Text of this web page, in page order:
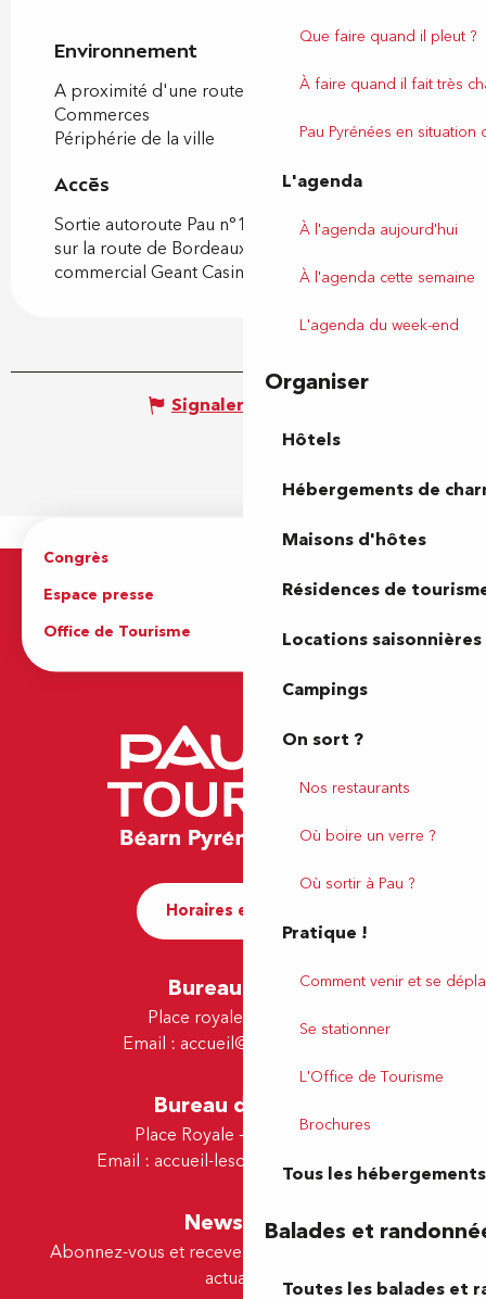
Que faire quand il pleut ?
À faire quand il fait très
Pau Pyrénées en situation
L'agenda
À l'agenda aujourd'hui
À l'agenda cette semaine
L'agenda du week-end
Organiser
Hôtels
Hébergements de
Maisons d'hôtes
Résidences de
Locations saisonnières
Campings
On sort ?
Nos restaurants
Où boire un verre ?
Où sortir à Pau ?
Pratique !
Comment venir et se
Se stationner
L'Office de Tourisme
Brochures
Tous les hébergements
Balades et
Toutes les balades et
Environnement
Environnement
A proximité d'une route nationale
Commerces
Périphérie de la ville
Accès
Accès
Sortie autoroute Pau n°10, le restaurant se situe
sur la route de Bordeaux, à côté du Centre
commercial Geant Casino.
Signaler une erreur
Congrès
Espace presse
Brochures
Office de Tourisme
Horaires et contact
Bureau de Pau
Place royale - 64000 Pau
Email : accueil@tourismepau.fr
Bureau de Lescar
Place Royale - 64230 Lescar
Email : accueil-lescar@tourismepau.fr
Newsletter
Abonnez-vous et recevez par e-mail nos offres et
actualités.